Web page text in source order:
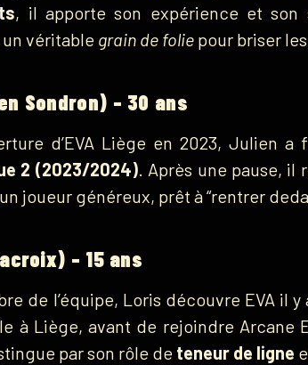
, il apporte son expérience et son
véritable grain de folie pour briser
Sondron) – 30 ans
d’EVA Liège en 2023, Julien a
2 (2023/2024). Après une pause, il
joueur généreux, prêt à “rentrer
– 15 ans
de l’équipe, Loris découvre EVA il
à Liège, avant de rejoindre
par son rôle de teneur de ligne